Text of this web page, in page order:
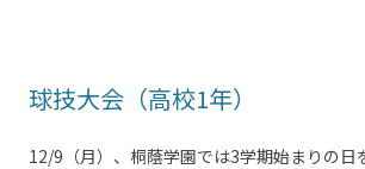
球技大会（高校1年）
12/9（月）、桐蔭学園では3学期始まりの日